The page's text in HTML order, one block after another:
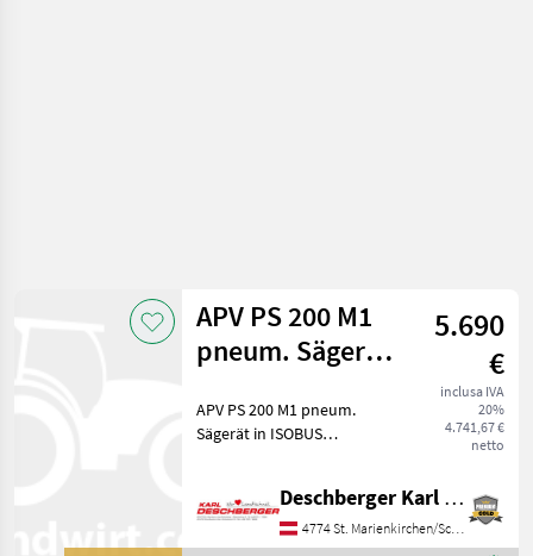
APV PS 200 M1
pneum. Sägerät
5.690
€
inclusa IVA
20%
4.741,67 €
netto
APV PS 200 M1 pneum.
Sägerät in ISOBUS
Ausgänge, Saatgutbehälter
Deschberger Karl Landtechnik GesmbH & Co KG
4774 St. Marienkirchen/Schärding